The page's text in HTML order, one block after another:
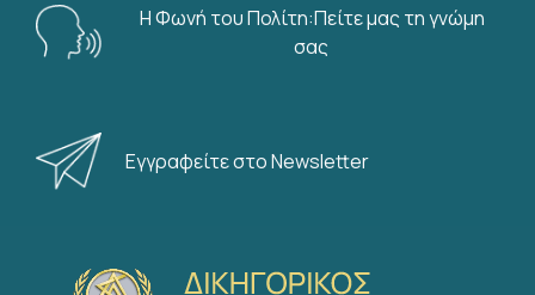
Η Φωνή του Πολίτη:Πείτε μας τη γνώμη
σας
Εγγραφείτε στο Newsletter